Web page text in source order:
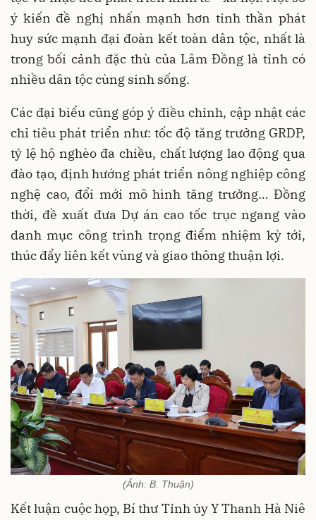
ý kiến đề nghị nhấn mạnh hơn tinh thần phát
huy sức mạnh đại đoàn kết toàn dân tộc, nhất là
trong bối cảnh đặc thù của Lâm Đồng là tỉnh có
nhiều dân tộc cùng sinh sống.
Các đại biểu cũng góp ý điều chỉnh, cập nhật các
chỉ tiêu phát triển như: tốc độ tăng trưởng GRDP,
tỷ lệ hộ nghèo đa chiều, chất lượng lao động qua
đào tạo, định hướng phát triển nông nghiệp công
nghệ cao, đổi mới mô hình tăng trưởng… Đồng
thời, đề xuất đưa Dự án cao tốc trục ngang vào
danh mục công trình trọng điểm nhiệm kỳ tới,
thúc đẩy liên kết vùng và giao thông thuận lợi.
(Ảnh: B. Thuận)
Kết luận cuộc họp, Bí thư Tỉnh ủy Y Thanh Hà Niê